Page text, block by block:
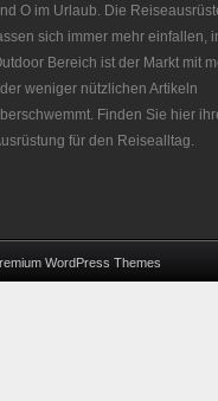
O im Urlaub. Die
sich immer mehr einfallen,
Bereich ist der Markt mit
weniger nützlichen Artikeln
Finden Sie hier
für den Reisealltag.
WordPress Themes